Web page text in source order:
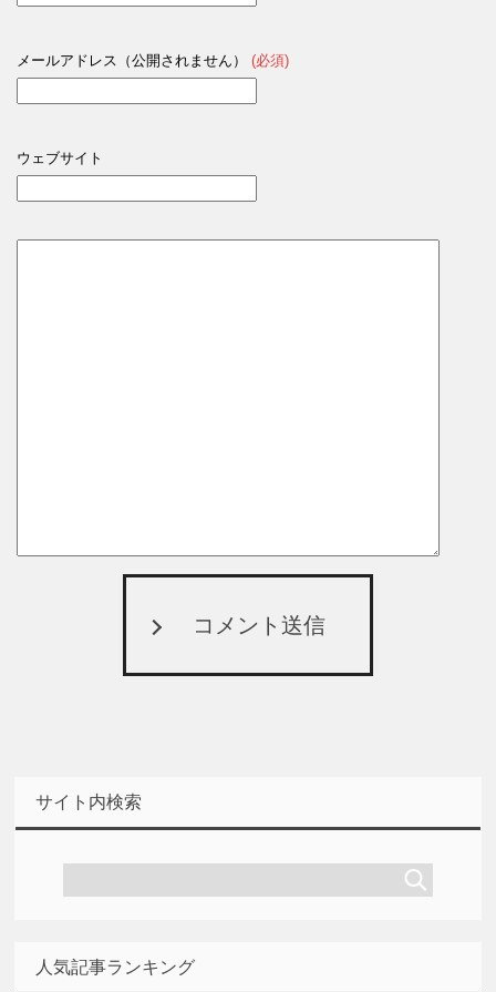
メールアドレス（公開されません） (必須)
ウェブサイト
コメント送信
サイト内検索
人気記事ランキング